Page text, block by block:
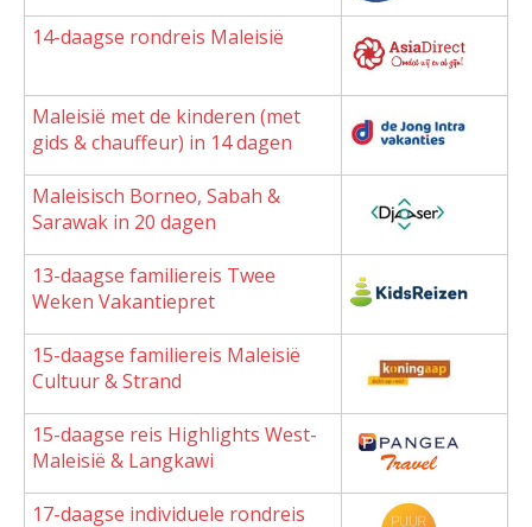
14-daagse rondreis Maleisië
Maleisië met de kinderen (met
gids & chauffeur) in 14 dagen
Maleisisch Borneo, Sabah &
Sarawak in 20 dagen
13-daagse familiereis Twee
Weken Vakantiepret
15-daagse familiereis Maleisië
Cultuur & Strand
15-daagse reis Highlights West-
Maleisië & Langkawi
17-daagse individuele rondreis